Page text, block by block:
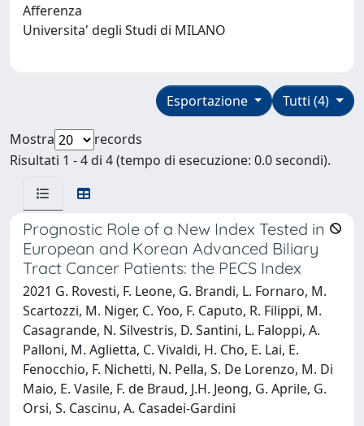
Afferenza
Universita' degli Studi di MILANO
Tutti (4)
Esportazione
Mostra
records
Risultati 1 - 4 di 4 (tempo di esecuzione: 0.0 secondi).
Prognostic Role of a New Index Tested in
European and Korean Advanced Biliary
Tract Cancer Patients: the PECS Index
2021 G. Rovesti, F. Leone, G. Brandi, L. Fornaro, M.
Scartozzi, M. Niger, C. Yoo, F. Caputo, R. Filippi, M.
Casagrande, N. Silvestris, D. Santini, L. Faloppi, A.
Palloni, M. Aglietta, C. Vivaldi, H. Cho, E. Lai, E.
Fenocchio, F. Nichetti, N. Pella, S. De Lorenzo, M. Di
Maio, E. Vasile, F. de Braud, J.H. Jeong, G. Aprile, G.
Orsi, S. Cascinu, A. Casadei-Gardini